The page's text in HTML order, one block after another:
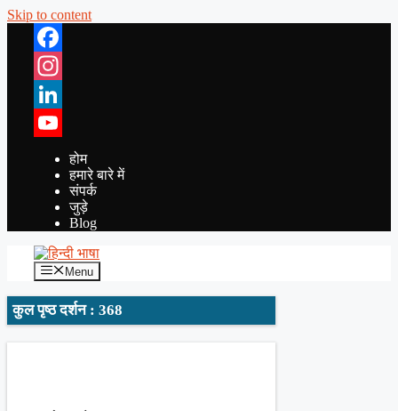
Skip to content
Facebook
Instagram
LinkedIn
YouTube
होम
हमारे बारे में
संपर्क
जुड़े
Blog
Menu
कुल पृष्ठ दर्शन : 368